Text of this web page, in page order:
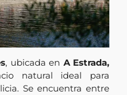
, ubicada en A Estrada,
natural ideal para
Se encuentra entre